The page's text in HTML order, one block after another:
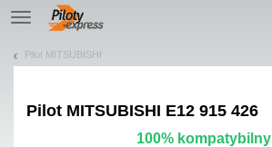
TE
navigation
Pilot MITSUBISHI
Pilot MITSUBISHI E12 915 426
100% kompatybilny
Pozwól, że przedstawimy nasze ciasteczka!